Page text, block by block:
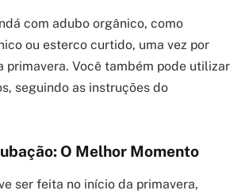
com adubo orgânico, como
ou esterco curtido, uma vez por
primavera. Você também pode utilizar
seguindo as instruções do
O Melhor Momento
ser feita no início da primavera,